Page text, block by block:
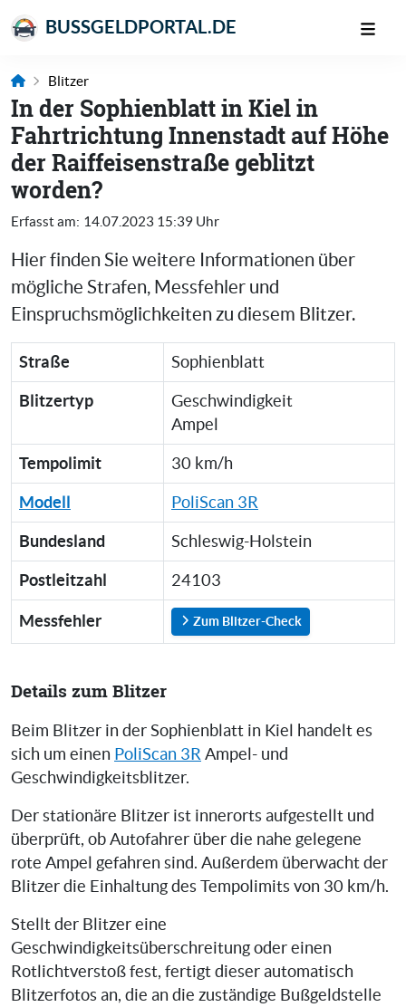
BUSSGELDPORTAL.DE
Blitzer
In der Sophienblatt in Kiel in
Fahrtrichtung Innenstadt auf Höhe
der Raiffeisenstraße geblitzt
worden?
Erfasst am: 14.07.2023 15:39 Uhr
Hier finden Sie weitere Informationen über
mögliche Strafen, Messfehler und
Einspruchsmöglichkeiten zu diesem Blitzer.
Straße Sophienblatt
Blitzertyp
Geschwindigkeit
Ampel
Tempolimit 30 km/h
Modell PoliScan 3R
Bundesland Schleswig-Holstein
Postleitzahl 24103
Messfehler Zum Blitzer-Check
Details zum Blitzer
Beim Blitzer in der Sophienblatt in Kiel handelt es
sich um einen PoliScan 3R Ampel- und
Geschwindigkeitsblitzer.
Der stationäre Blitzer ist innerorts aufgestellt und
überprüft, ob Autofahrer über die nahe gelegene
rote Ampel gefahren sind. Außerdem überwacht der
Blitzer die Einhaltung des Tempolimits von 30 km/h.
Stellt der Blitzer eine
Geschwindigkeitsüberschreitung oder einen
Rotlichtverstoß fest, fertigt dieser automatisch
Blitzerfotos an, die an die zuständige Bußgeldstelle